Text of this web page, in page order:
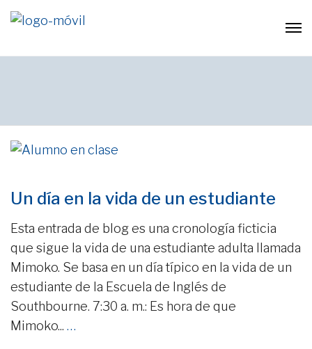
Un día en la vida de un estudiante
Esta entrada de blog es una cronología ficticia
que sigue la vida de una estudiante adulta llamada
Mimoko. Se basa en un día típico en la vida de un
estudiante de la Escuela de Inglés de
Southbourne. 7:30 a. m.: Es hora de que
Mimoko... …